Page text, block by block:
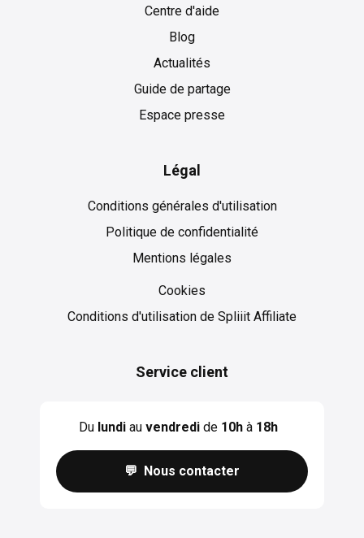
Centre d'aide
Blog
Actualités
Guide de partage
Espace presse
Légal
Conditions générales d'utilisation
Politique de confidentialité
Mentions légales
Cookies
Cookies
Conditions d'utilisation de Spliiit Affiliate
Service client
Du lundiau vendredide 10hà 18h
💬 Nous contacter